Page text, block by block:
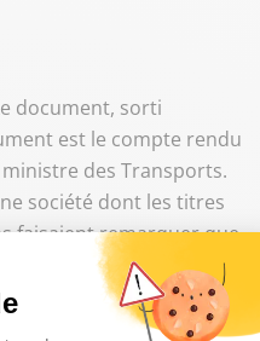
document, sorti
est le compte rendu
des Transports.
société dont les titres
faisaient remarquer que
objet que de rendre
soumise aux
en chœur ceux qui